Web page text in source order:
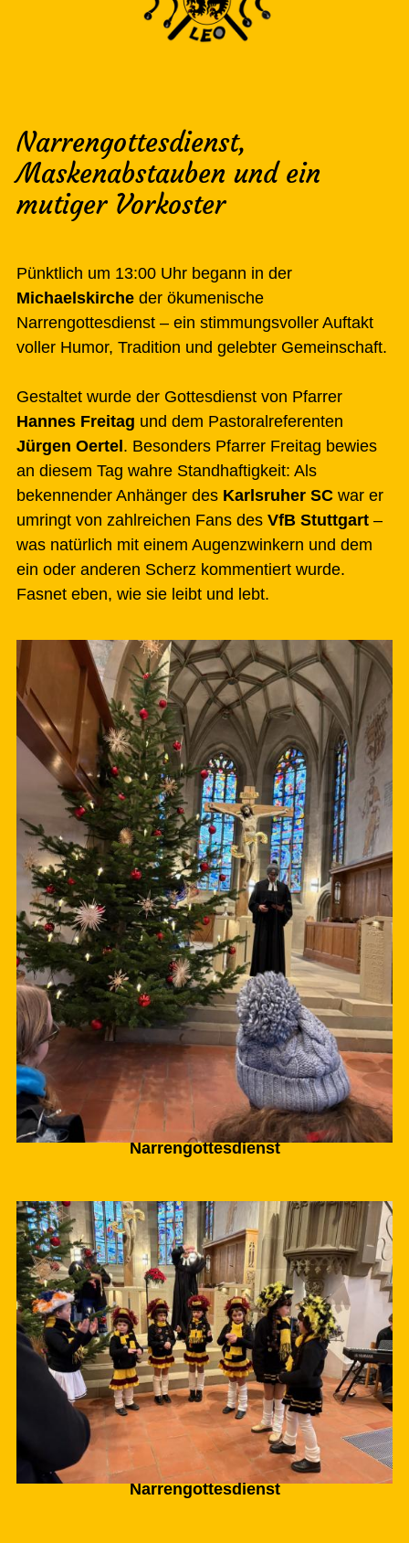
Narrengottesdienst,
Maskenabstauben und ein
mutiger Vorkoster
Pünktlich um 13:00 Uhr begann in der
Michaelskirche der ökumenische
Narrengottesdienst – ein stimmungsvoller Auftakt
voller Humor, Tradition und gelebter Gemeinschaft.
Gestaltet wurde der Gottesdienst von Pfarrer
Hannes Freitag und dem Pastoralreferenten
Jürgen Oertel . Besonders Pfarrer Freitag bewies
an diesem Tag wahre Standhaftigkeit: Als
bekennender Anhänger des Karlsruher SC war er
umringt von zahlreichen Fans des VfB Stuttgart –
was natürlich mit einem Augenzwinkern und dem
ein oder anderen Scherz kommentiert wurde.
Fasnet eben, wie sie leibt und lebt.
Narrengottesdienst
Narrengottesdienst